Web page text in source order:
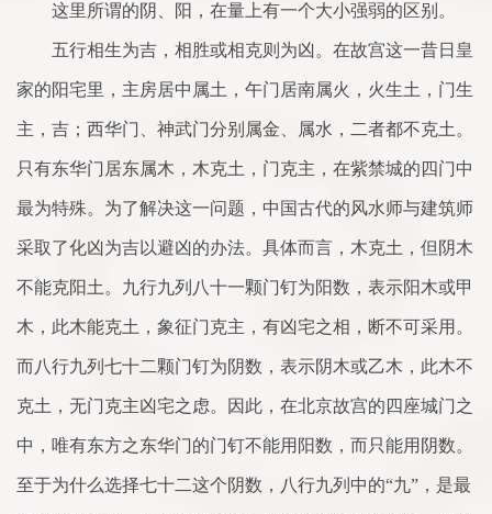
这里所谓的阴、阳，在量上有一个大小强弱的区别。
五行相生为吉，相胜或相克则为凶。在故宫这一昔日皇
家的阳宅里，主房居中属土，午门居南属火，火生土，门生
主，吉；西华门、神武门分别属金、属水，二者都不克土。
只有东华门居东属木，木克土，门克主，在紫禁城的四门中
最为特殊。为了解决这一问题，中国古代的风水师与建筑师
采取了化凶为吉以避凶的办法。具体而言，木克土，但阴木
不能克阳土。九行九列八十一颗门钉为阳数，表示阳木或甲
木，此木能克土，象征门克主，有凶宅之相，断不可采用。
而八行九列七十二颗门钉为阴数，表示阴木或乙木，此木不
克土，无门克主凶宅之虑。因此，在北京故宫的四座城门之
中，唯有东方之东华门的门钉不能用阳数，而只能用阴数。
至于为什么选择七十二这个阴数，八行九列中的“九”，是最